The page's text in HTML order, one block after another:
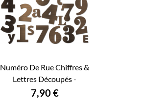
APERÇU RAPIDE
Numéro De Rue Chiffres &
Lettres Découpés -
Numéro De Maison...
Prix
7,90 €